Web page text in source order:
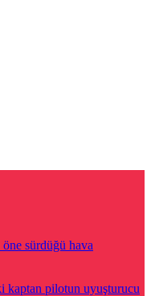
sürdüğü hava
kaptan pilotun uyuşturucu